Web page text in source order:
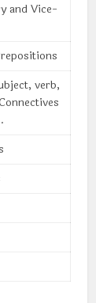
and Vice-
verb,